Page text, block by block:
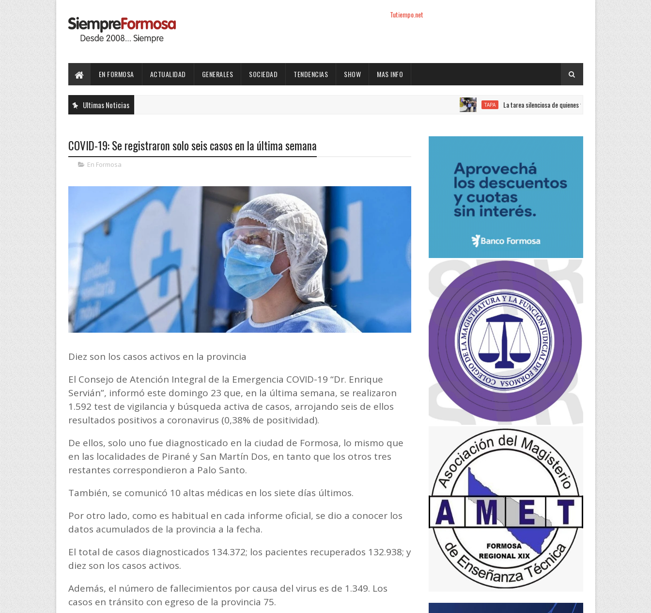
Tutiempo.net
EN FORMOSA ACTUALIDAD GENERALES SOCIEDAD TENDENCIAS SHOW MAS INFO
Ultimas Noticias TAPA La tarea silenciosa de quienes trabajan con el objetivo de lograr
COVID-19: Se registraron solo seis casos en la última semana
En Formosa
Diez son los casos activos en la provincia
El Consejo de Atención Integral de la Emergencia COVID-19 “Dr. Enrique
Servián”, informó este domingo 23 que, en la última semana, se realizaron
1.592 test de vigilancia y búsqueda activa de casos, arrojando seis de ellos
resultados positivos a coronavirus (0,38% de positividad).
De ellos, solo uno fue diagnosticado en la ciudad de Formosa, lo mismo que
en las localidades de Pirané y San Martín Dos, en tanto que los otros tres
restantes correspondieron a Palo Santo.
También, se comunicó 10 altas médicas en los siete días últimos.
Por otro lado, como es habitual en cada informe oficial, se dio a conocer los
datos acumulados de la provincia a la fecha.
El total de casos diagnosticados 134.372; los pacientes recuperados 132.938; y
diez son los casos activos.
Además, el número de fallecimientos por causa del virus es de 1.349. Los
casos en tránsito con egreso de la provincia 75.